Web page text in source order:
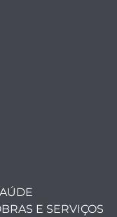
E SERVIÇOS